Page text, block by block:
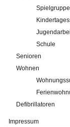
Spielgruppe
Schule
Senioren
Wohnen
Defibrillatoren
Impressum